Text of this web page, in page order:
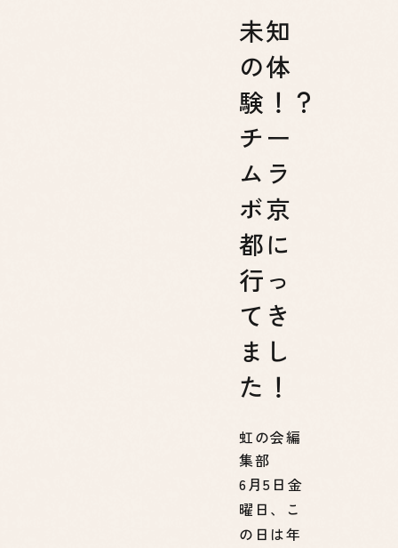
未知
の体
験！？
チー
ムラ
ボ京
都に
行っ
てき
まし
た！
虹の会編
集部
6月5日金
曜日、こ
の日は年